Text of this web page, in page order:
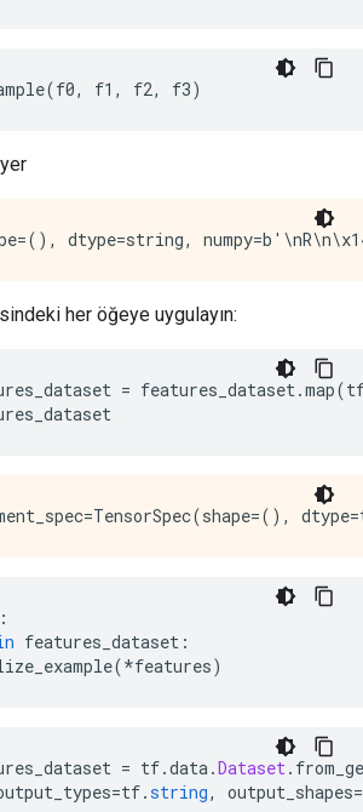
(f0, f1 , f2, f3)
her öğeye uygulayın:
= features_dataset.map(
features_dataset :
(*features)
= tf.data.Dataset.
=tf.string, output_shapes